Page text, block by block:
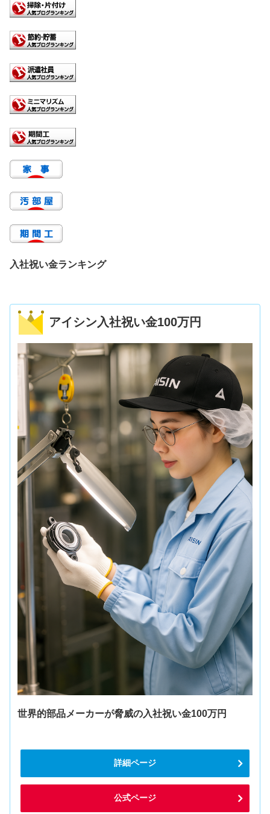
入社祝い金ランキング
アイシン入社祝い金100万円
世界的部品メーカーが脅威の入社祝い金100万円
詳細ページ
公式ページ